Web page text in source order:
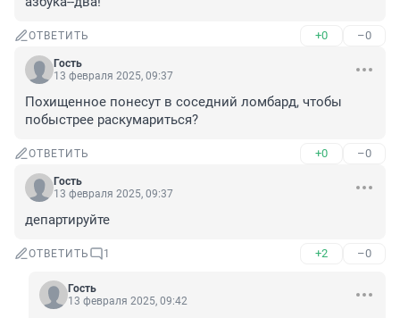
ОТВЕТИТЬ +0 –0
Гость
13 февраля 2025, 09:37
Похищенное понесут в соседний ломбард, чтобы
побыстрее раскумариться?
ОТВЕТИТЬ +0 –0
Гость
13 февраля 2025, 09:37
департируйте
ОТВЕТИТЬ 1 +2 –0
Гость
13 февраля 2025, 09:42